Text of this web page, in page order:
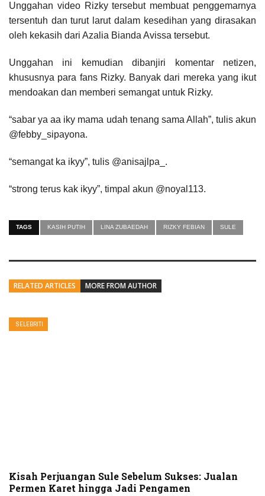
Unggahan video Rizky tersebut membuat penggemarnya
tersentuh dan turut larut dalam kesedihan yang dirasakan
oleh kekasih dari Azalia Bianda Avissa tersebut.
Unggahan ini kemudian dibanjiri komentar netizen,
khususnya para fans Rizky. Banyak dari mereka yang ikut
mendoakan dan memberi semangat untuk Rizky.
“sabar ya aa iky mama udah tenang sama Allah”, tulis akun
@febby_sipayona.
“semangat ka ikyy”, tulis @anisajlpa_.
“strong terus kak ikyy”, timpal akun @noyal113.
TAGS KASIH PUTIH LINA ZUBAEDAH RIZKY FEBIAN SULE
RELATED ARTICLES MORE FROM AUTHOR
SELEBRITI
Kisah Perjuangan Sule Sebelum Sukses: Jualan
Permen Karet hingga Jadi Pengamen